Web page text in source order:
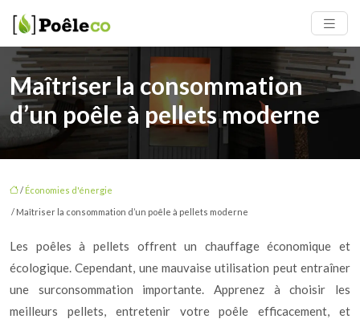
Maîtriser la consommation
d’un poêle à pellets moderne
/ Économies d'énergie
/ Maîtriser la consommation d’un poêle à pellets moderne
Les poêles à pellets offrent un chauffage économique et
écologique. Cependant, une mauvaise utilisation peut entraîner
une surconsommation importante. Apprenez à choisir les
meilleurs pellets, entretenir votre poêle efficacement, et